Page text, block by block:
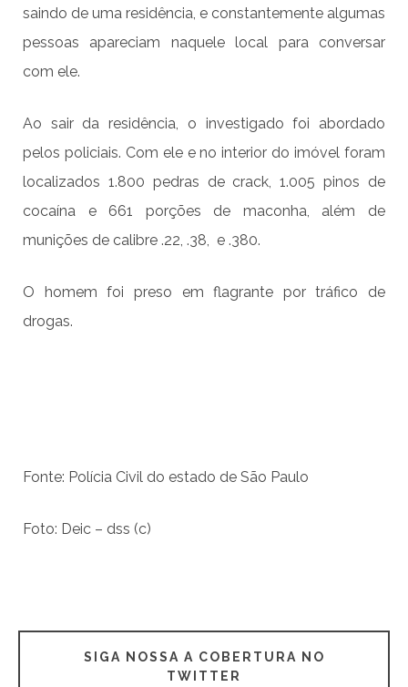
saindo de uma residência, e constantemente algumas
pessoas apareciam naquele local para conversar
com ele.
Ao sair da residência, o investigado foi abordado
pelos policiais. Com ele e no interior do imóvel foram
localizados 1.800 pedras de crack, 1.005 pinos de
cocaína e 661 porções de maconha, além de
munições de calibre .22, .38, e .380.
O homem foi preso em flagrante por tráfico de
drogas.
Fonte: Polícia Civil do estado de São Paulo
Foto: Deic – dss (c)
SIGA NOSSA A COBERTURA NO
TWITTER